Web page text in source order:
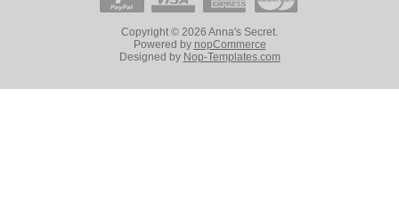
Copyright © 2026 Anna's Secret.
Powered by nopCommerce
Designed by Nop-Templates.com